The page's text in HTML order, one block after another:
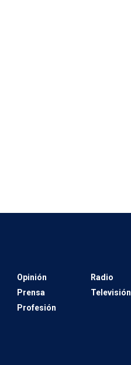
Opinión
Prensa
Profesión
Radio
Televisión